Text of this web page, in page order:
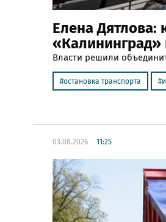
Елена Дятлова:
Власти решили
остановка транспорта
03.08.2026 11:25